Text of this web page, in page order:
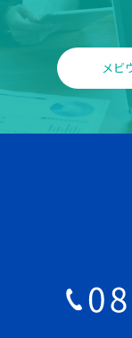
メビ